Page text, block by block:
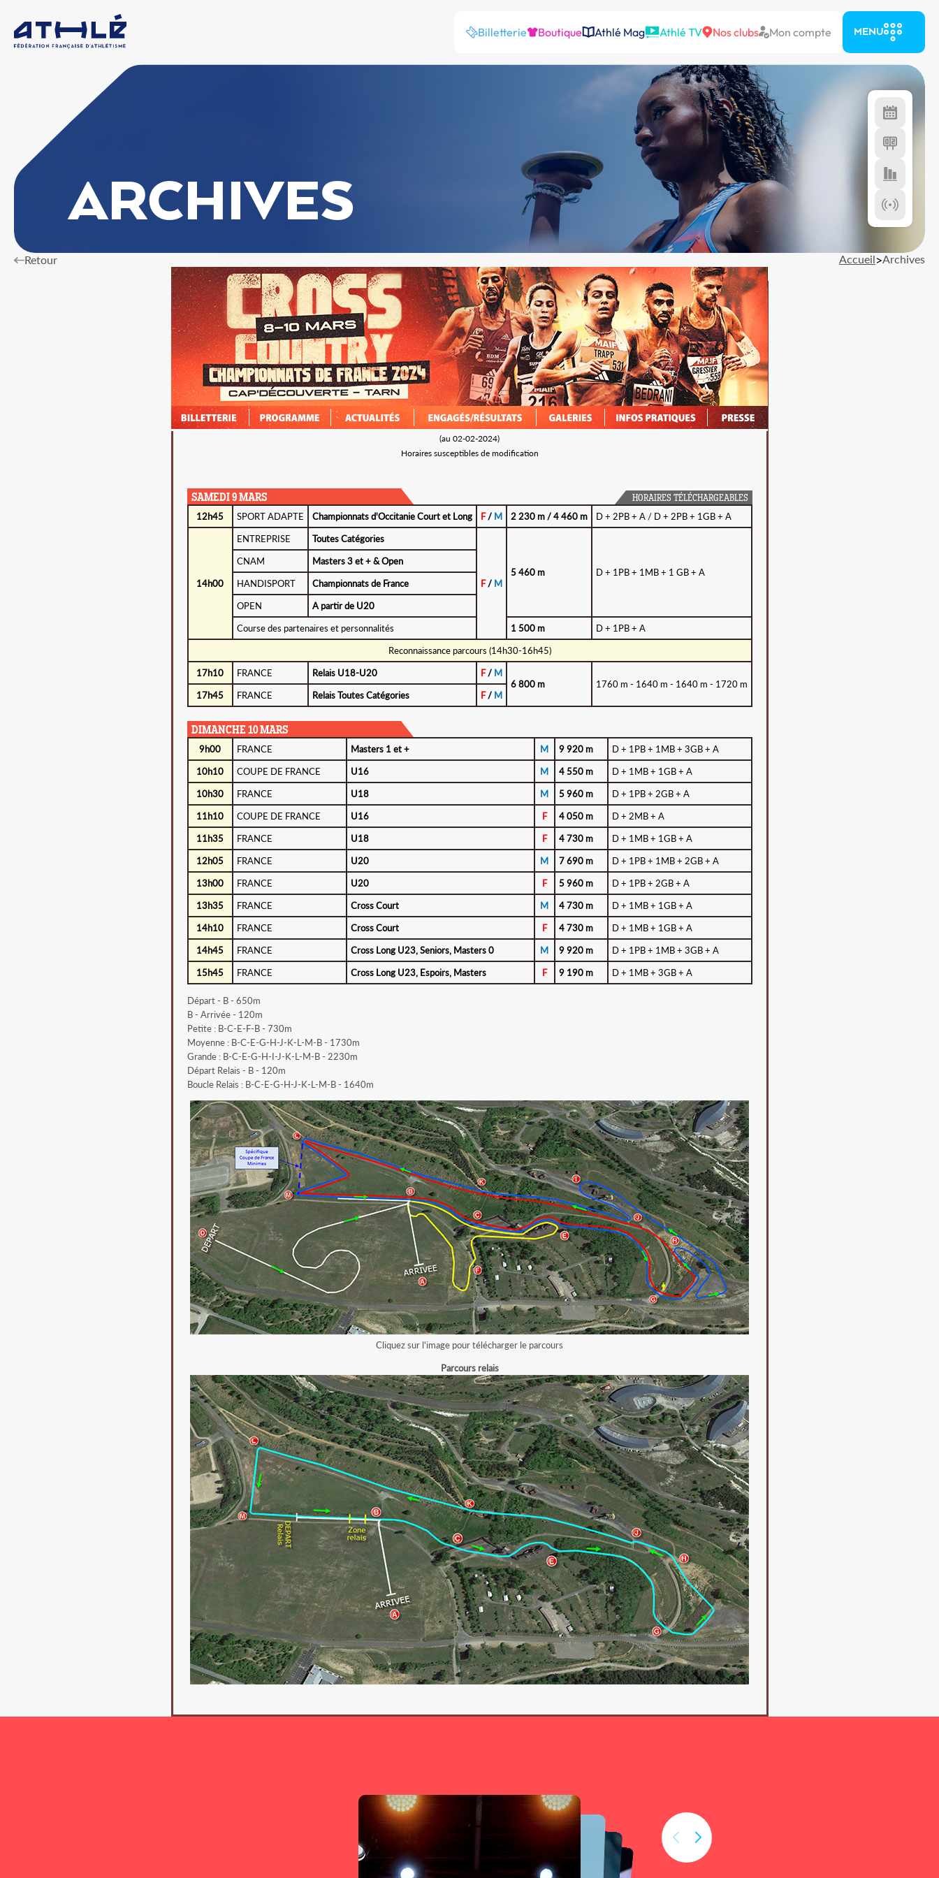
Billetterie Boutique Athlé Mag Athlé TV Nos clubs Mon compte MENU
ARCHIVES
Retour Accueil>Archives
MODULE D'ENGAGEMENT
MODALITÉS DE QUALIFICATION
QUALIFICATION EXCEPTIONNELLE
INFORMATIONS SPÉCIFIQUES
COURSE OPEN
(au 02-02-2024)
Horaires susceptibles de modification
HORAIRES TÉLÉCHARGEABLES
SAMEDI 9 MARS
12h45 SPORT ADAPTE Championnats d'Occitanie Court et Long F/ M 2 230 m / 4 460 m D + 2PB + A / D + 2PB + 1GB + A
14h00
ENTREPRISE Toutes Catégories
F/ M
5 460 m D + 1PB + 1MB + 1 GB + A
CNAM
Masters 3 et + & Open
HANDISPORT
Championnats de France
OPEN
A partir de U20
Course des partenaires et personnalités
1 500 m
D + 1PB + A
Reconnaissance parcours (14h30-16h45)
17h10
FRANCE Relais U18-U20 F/ M
6 800 m
1760 m - 1640 m - 1640 m - 1720 m
17h45
FRANCE Relais Toutes Catégories F/ M
DIMANCHE 10 MARS
9h00 FRANCE Masters 1 et + M 9 920 m
D + 1PB + 1MB + 3GB + A
10h10
COUPE DE FRANCE U16 M 4 550 m
D + 1MB + 1GB + A
10h30
FRANCE U18 M 5 960 m
D + 1PB + 2GB + A
11h10
COUPE DE FRANCE U16 F 4 050 m
D + 2MB + A
11h35
FRANCE U18 F 4 730 m
D + 1MB + 1GB + A
12h05
FRANCE U20 M 7 690 m
D + 1PB + 1MB + 2GB + A
13h00
FRANCE U20 F 5 960 m
D + 1PB + 2GB + A
13h35
FRANCE Cross Court M 4 730 m
D + 1MB + 1GB + A
14h10
FRANCE Cross Court F 4 730 m
D + 1MB + 1GB + A
14h45
FRANCE Cross Long U23, Seniors, Masters 0 M 9 920 m
D + 1PB + 1MB + 3GB + A
15h45
FRANCE Cross Long U23, Espoirs, Masters F 9 190 m D + 1MB + 3GB + A
Départ - B - 650m
B - Arrivée - 120m
Petite : B-C-E-F-B - 730m
Moyenne : B-C-E-G-H-J-K-L-M-B - 1730m
Grande : B-C-E-G-H-I-J-K-L-M-B - 2230m
Départ Relais - B - 120m
Boucle Relais : B-C-E-G-H-J-K-L-M-B - 1640m
Cliquez sur l'image pour télécharger le parcours
Parcours relais